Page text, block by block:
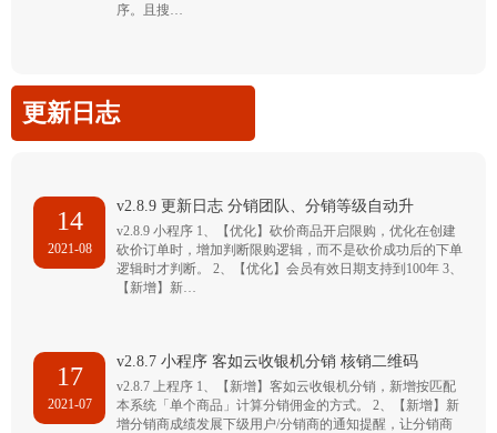
序。且搜…
更新日志
14
2021-08
v2.8.9 更新日志 分销团队、分销等级自动升
v2.8.9 小程序 1、【优化】砍价商品开启限购，优化在创建
砍价订单时，增加判断限购逻辑，而不是砍价成功后的下单
逻辑时才判断。 2、【优化】会员有效日期支持到100年 3、
【新增】新…
17
2021-07
v2.8.7 小程序 客如云收银机分销 核销二维码
v2.8.7 上程序 1、【新增】客如云收银机分销，新增按匹配
本系统「单个商品」计算分销佣金的方式。 2、【新增】新
增分销商成绩发展下级用户/分销商的通知提醒，让分销商